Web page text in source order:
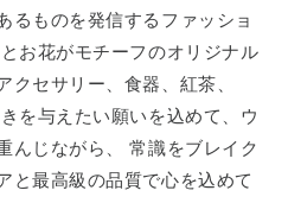
るものを発信するファッショ
お花がモチーフのオリジナル
クセサリー、食器、紅茶、
を与えたい願いを込めて、ウ
んじながら、 常識をブレイク
と最高級の品質で心を込めて